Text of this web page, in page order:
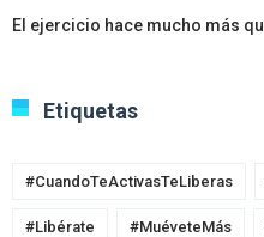
El ejercicio hace mucho más
Etiquetas
#CuandoTeActivasTeLiberas
#Libérate #MuéveteMás